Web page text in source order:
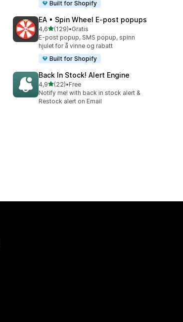
Built for Shopify
EA • Spin Wheel E‑post popups
4,6av 5 stjerner
(129)
Totalt 129 omtaler
•Gratis
E-post popup, SMS popup, spinn
hjulet for å vinne og rabatt
Built for Shopify
Back In Stock! Alert Engine
4,9av 5 stjerner
(22)
Totalt 22 omtaler
•Free
Notify me! with back in stock alert &
Restock alert on Email